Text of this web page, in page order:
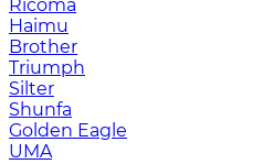
Ricoma
Haimu
Brother
Triumph
Silter
Shunfa
Golden Eagle
UMA